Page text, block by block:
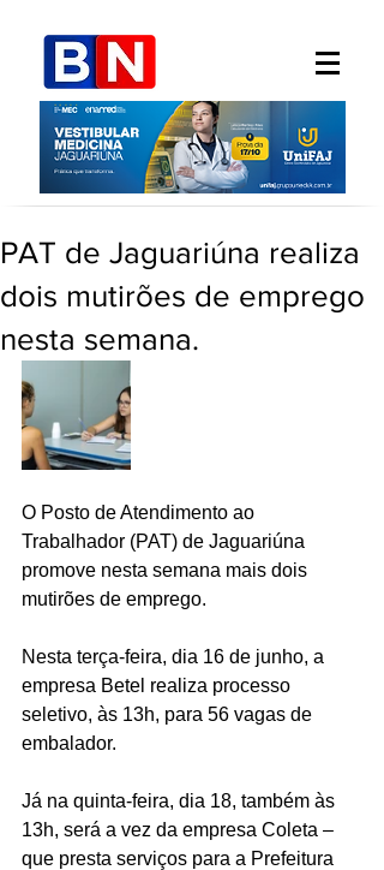
PAT de Jaguariúna realiza
dois mutirões de emprego
nesta semana.
O Posto de Atendimento ao
Trabalhador (PAT) de Jaguariúna
promove nesta semana mais dois
mutirões de emprego.
Nesta terça-feira, dia 16 de junho, a
empresa Betel realiza processo
seletivo, às 13h, para 56 vagas de
embalador.
Já na quinta-feira, dia 18, também às
13h, será a vez da empresa Coleta –
que presta serviços para a Prefeitura